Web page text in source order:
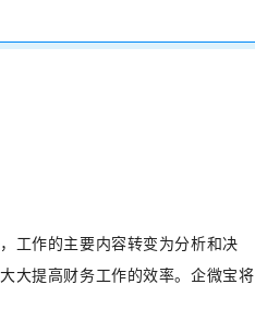
工作的主要内容转变为分析和决
大提高财务工作的效率。企微宝将